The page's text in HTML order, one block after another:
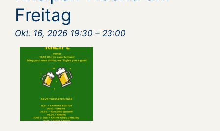
Freitag
Okt. 16, 2026 19:30 – 23:00